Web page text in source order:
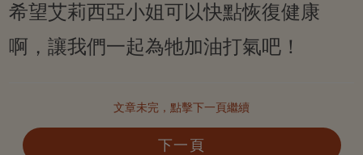
希望艾莉西亞小姐可以快點恢復健康
啊，讓我們一起為牠加油打氣吧！
文章未完，點擊下一頁繼續
下一頁